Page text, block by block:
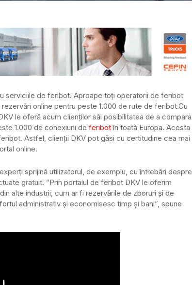
serviciile de feribot. Aproape toți operatorii de feribot
online pentru peste 1.000 de rute de feribot.Cu
le oferă acum clienților săi posibilitatea de a compara,
1.000 de conexiuni de feribotîn toată Europa. Acesta
Astfel, clienții DKV pot găsi cu certitudine cea mai
online.
sprijină utilizatorul, de exemplu, cu întrebări despre
gratuit. ”Prin portalul de feribot DKV le oferim
alte industrii, cum ar fi rezervările de zboruri și de
administrativ și economisesc timp și bani”, spune